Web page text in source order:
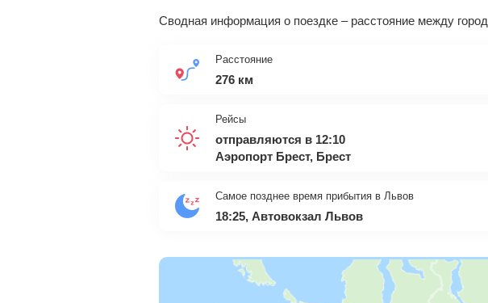
Сводная информация о поездке – расстояние между
Расстояние
276 км
Рейсы
отправляются в 12:10
Аэропорт Брест, Брест
Самое позднее время прибытия в Львов
18:25, Автовокзал Львов